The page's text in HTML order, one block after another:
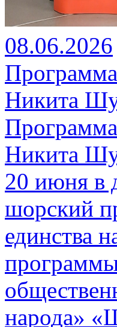
08.06.2026
Никита
Никита
20 июня в
шорский
единства
народа»